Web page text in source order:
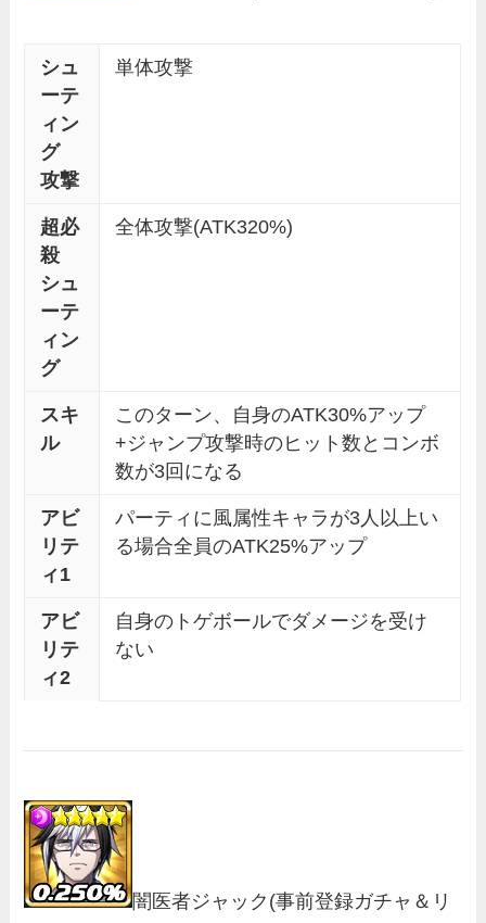
シュ
ーテ
ィン
グ
攻撃
単体攻撃
超必
殺
シュ
ーテ
ィン
グ
全体攻撃(ATK320%)
スキ
ル
このターン、自身のATK30%アップ
+ジャンプ攻撃時のヒット数とコンボ
数が3回になる
アビ
リテ
ィ1
パーティに風属性キャラが3人以上い
る場合全員のATK25%アップ
アビ
リテ
ィ2
自身のトゲボールでダメージを受け
ない
闇医者ジャック (事前登録ガチャ＆リ